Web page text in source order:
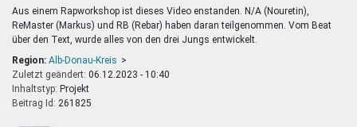
Aus einem Rapworkshop ist dieses Video enstanden. N/A (Nouretin),
ReMaster (Markus) und RB (Rebar) haben daran teilgenommen. Vom Beat
über den Text, wurde alles von den drei Jungs entwickelt.
Region: Alb-Donau-Kreis
Zuletzt geändert: 06.12.2023 - 10:40
Inhaltstyp:
projekt
Beitrag Id: 261825